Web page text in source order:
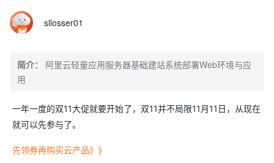
sllosser01
简介：
阿里云轻量应用服务器基础建站系统部署Web环境与应
用
一年一度的双11大促就要开始了，双11并不局限11月11日，从现在
就可以先参与了。
先领券再购买云产品》》